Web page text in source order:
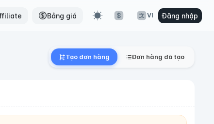
Bảng giá VI Đăng nhập
Tạo đơn hàng Đơn hàng đã tạo